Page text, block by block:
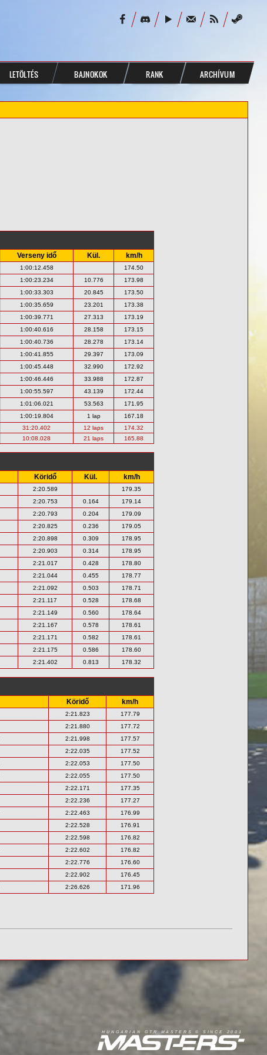
LETÖLTÉS BAJNOKOK RANK ARCHÍVUM
Verseny idő Kül. km/h
1:00:12.458
174.50
1:00:23.234 10.776
173.98
1:00:33.303 20.845
173.50
1:00:35.659 23.201
173.38
1:00:39.771 27.313
173.19
1:00:40.616 28.158
173.15
1:00:40.736 28.278
173.14
1:00:41.855 29.397
173.09
1:00:45.448 32.990
172.92
1:00:46.446 33.988
172.87
1:00:55.597 43.139
172.44
1:01:06.021 53.563
171.95
1:00:19.804 1 lap
167.18
31:20.402 12 laps
174.32
10:08.028 21 laps 165.88
Köridő Kül. km/h
2:20.589
179.35
2:20.753 0.164
179.14
2:20.793 0.204
179.09
2:20.825 0.236
179.05
2:20.898 0.309
178.95
2:20.903 0.314
178.95
2:21.017 0.428
178.80
2:21.044 0.455
178.77
2:21.092 0.503
178.71
2:21.117 0.528
178.68
2:21.149 0.560
178.64
2:21.167 0.578
178.61
2:21.171 0.582
178.61
2:21.175 0.586
178.60
2:21.402 0.813 178.32
Köridő km/h
2:21.823
177.79
2:21.880
177.72
2:21.998
177.57
2:22.035
177.52
2:22.053
177.50
2:22.055
177.50
2:22.171
177.35
2:22.236
177.27
2:22.463
176.99
2:22.528
176.91
2:22.598
176.82
2:22.602
176.82
2:22.776
176.60
2:22.902
176.45
2:26.626 171.96
H U N G A R I A N G T R M A S T E R S © S I N C E 2 0 0 1